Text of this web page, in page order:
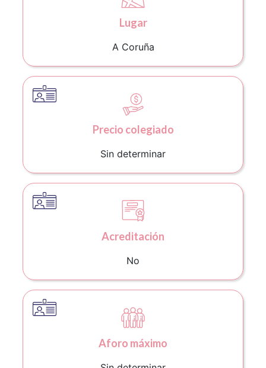
Lugar
A Coruña
Precio colegiado
Sin determinar
Acreditación
No
Aforo máximo